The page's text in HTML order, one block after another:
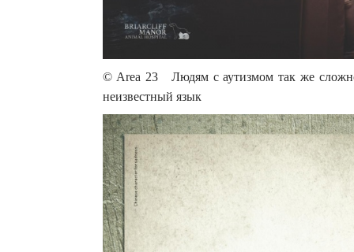
© Area 23 Людям с аутизмом так же
неизвестный язык